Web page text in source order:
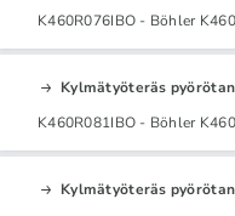
K460R076IBO - Böhler K460
Kylmätyöteräs
K460R081IBO - Böhler K460
Kylmätyöteräs